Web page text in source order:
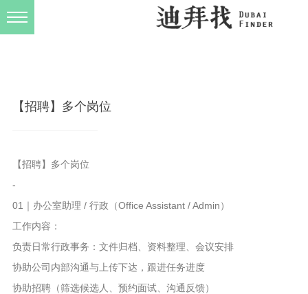
【招聘】多个岗位
【招聘】多个岗位
-
01｜办公室助理 / 行政（Office Assistant / Admin）
工作内容：
负责日常行政事务：文件归档、资料整理、会议安排
协助公司内部沟通与上传下达，跟进任务进度
协助招聘（筛选候选人、预约面试、沟通反馈）